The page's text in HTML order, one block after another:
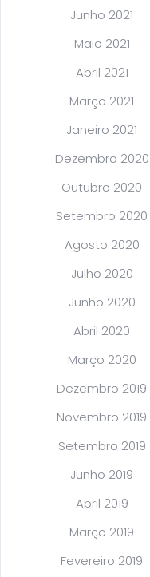
Junho 2021
Maio 2021
Abril 2021
Março 2021
Janeiro 2021
Dezembro 2020
Outubro 2020
Setembro 2020
Agosto 2020
Julho 2020
Junho 2020
Abril 2020
Março 2020
Dezembro 2019
Novembro 2019
Setembro 2019
Junho 2019
Abril 2019
Março 2019
Fevereiro 2019